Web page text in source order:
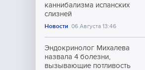
каннибализма испанских
слизней
Новости 06 Августа 13:46
Эндокринолог Михалева
назвала 4 болезни,
вызывающие потливость